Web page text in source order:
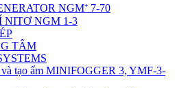
NGM⁺ 7-70
NGM 1-3
TÂM
tạo ẩm MINIFOGGER 3, YMF-3-